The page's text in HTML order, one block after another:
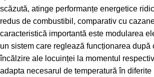
scăzută, atinge performanțe energetice
redus de combustibil, comparativ cu
caracteristică importantă este modularea
un sistem care reglează funcționarea după
încălzire ale locuinței la momentul
adapta necesarul de temperatură în